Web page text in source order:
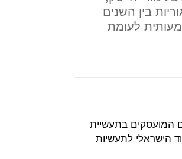
בין השנים
משמעותית לעומת
של 52% במספר החרדים המועסקים בתעשיית
החרדי לשנת 2020 של האיגוד הישראלי לתעשיות